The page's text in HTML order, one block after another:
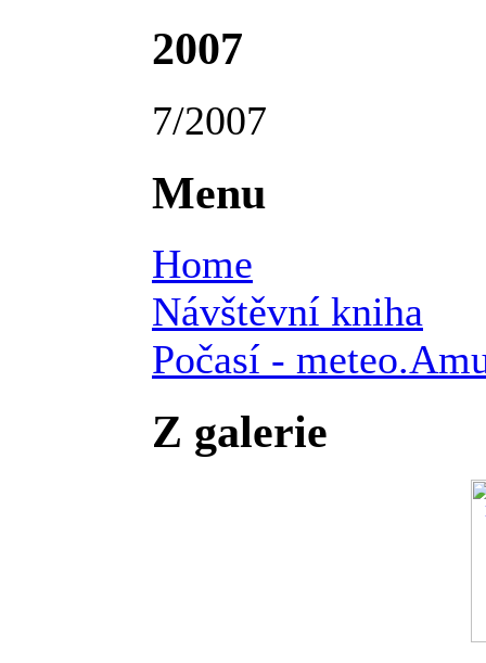
2007
7/2007
Menu
Home
Návštěvní kniha
Počasí -
Z galerie